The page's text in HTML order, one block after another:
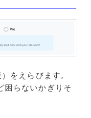
をえらびます。
困らないかぎりそ